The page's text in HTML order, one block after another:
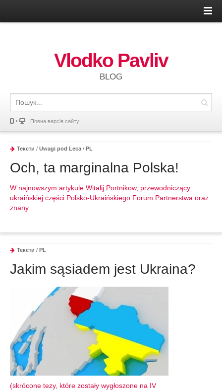
Vlodko Pavliv
BLOG
Повна версія сайту
Тексти / Uwagi pod Leca / PL
Och, ta marginalna Polska!
W najnowszym artykule Witalij Portnikow, przewodniczący
ukraińskiej części Polsko-Ukraińskiego Forum Partnerstwa oraz
znany
Тексти / PL
Jakim sąsiadem jest Ukraina?
(skrócone tezy, które zostały wygłoszone na IV